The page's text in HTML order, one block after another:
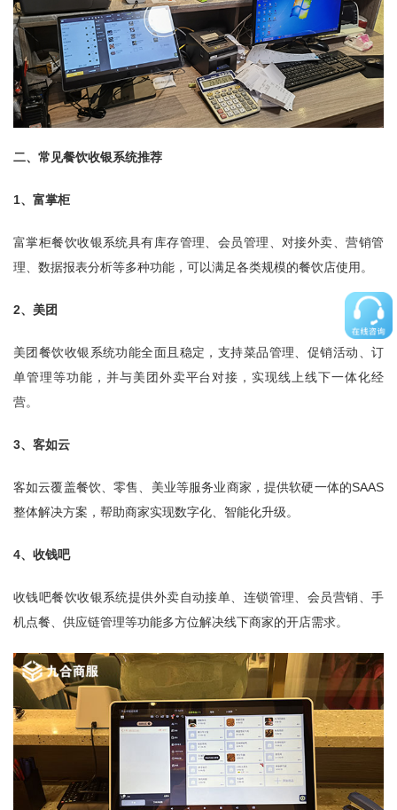
二、常见餐饮收银系统推荐
1、富掌柜
富掌柜餐饮收银系统具有库存管理、会员管理、对接外卖、营销管
理、数据报表分析等多种功能，可以满足各类规模的餐饮店使用。
2、美团
美团餐饮收银系统功能全面且稳定，支持菜品管理、促销活动、订
单管理等功能，并与美团外卖平台对接，实现线上线下一体化经
营。
3、客如云
客如云覆盖餐饮、零售、美业等服务业商家，提供软硬一体的SAAS
整体解决方案，帮助商家实现数字化、智能化升级。
4、收钱吧
收钱吧餐饮收银系统提供外卖自动接单、连锁管理、会员营销、手
机点餐、供应链管理等功能多方位解决线下商家的开店需求。